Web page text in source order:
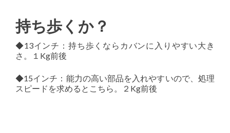
持ち歩くか？
◆13インチ：持ち歩くならカバンに入りやすい大き
さ。１Kg前後
◆15インチ：能力の高い部品を入れやすいので、処理
スピードを求めるとこちら。２Kg前後